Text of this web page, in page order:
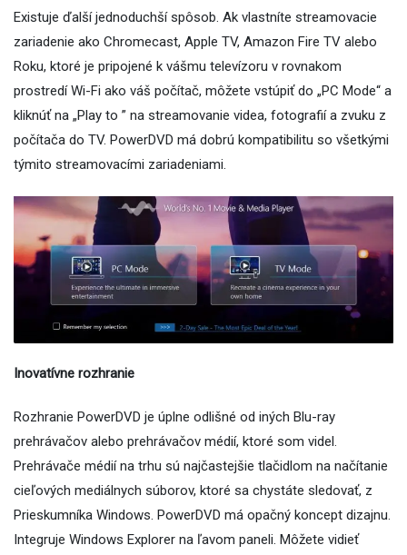
Existuje ďalší jednoduchší spôsob. Ak vlastníte streamovacie
zariadenie ako Chromecast, Apple TV, Amazon Fire TV alebo
Roku, ktoré je pripojené k vášmu televízoru v rovnakom
prostredí Wi-Fi ako váš počítač, môžete vstúpiť do „PC Mode“ a
kliknúť na „Play to ” na streamovanie videa, fotografií a zvuku z
počítača do TV. PowerDVD má dobrú kompatibilitu so všetkými
týmito streamovacími zariadeniami.
Inovatívne rozhranie
Rozhranie PowerDVD je úplne odlišné od iných Blu-ray
prehrávačov alebo prehrávačov médií, ktoré som videl.
Prehrávače médií na trhu sú najčastejšie tlačidlom na načítanie
cieľových mediálnych súborov, ktoré sa chystáte sledovať, z
Prieskumníka Windows. PowerDVD má opačný koncept dizajnu.
Integruje Windows Explorer na ľavom paneli. Môžete vidieť